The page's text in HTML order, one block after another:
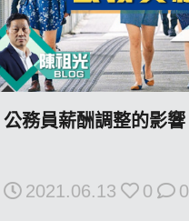
聲
明
©
2018
Majority
All
公務員薪酬調整的影響
2021.06.13 0 0